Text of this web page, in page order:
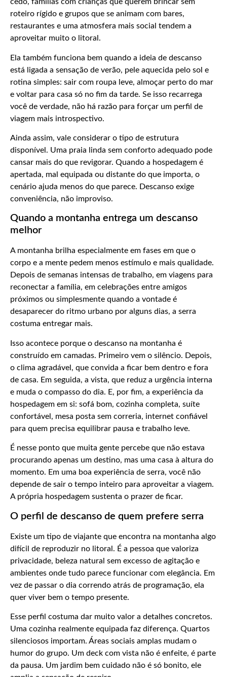
roteiro rígido e grupos que se animam com bares,
restaurantes e uma atmosfera mais social tendem a
aproveitar muito o litoral.
Ela também funciona bem quando a ideia de descanso
está ligada a sensação de verão, pele aquecida pelo sol e
rotina simples: sair com roupa leve, almoçar perto do mar
e voltar para casa só no fim da tarde. Se isso recarrega
você de verdade, não há razão para forçar um perfil de
viagem mais introspectivo.
Ainda assim, vale considerar o tipo de estrutura
disponível. Uma praia linda sem conforto adequado pode
cansar mais do que revigorar. Quando a hospedagem é
apertada, mal equipada ou distante do que importa, o
cenário ajuda menos do que parece. Descanso exige
conveniência, não improviso.
Quando a montanha entrega um descanso
melhor
A montanha brilha especialmente em fases em que o
corpo e a mente pedem menos estímulo e mais qualidade.
Depois de semanas intensas de trabalho, em viagens para
reconectar a família, em celebrações entre amigos
próximos ou simplesmente quando a vontade é
desaparecer do ritmo urbano por alguns dias, a serra
costuma entregar mais.
Isso acontece porque o descanso na montanha é
construído em camadas. Primeiro vem o silêncio. Depois,
o clima agradável, que convida a ficar bem dentro e fora
de casa. Em seguida, a vista, que reduz a urgência interna
e muda o compasso do dia. E, por fim, a experiência da
hospedagem em si: sofá bom, cozinha completa, suíte
confortável, mesa posta sem correria, internet confiável
para quem precisa equilibrar pausa e trabalho leve.
É nesse ponto que muita gente percebe que não estava
procurando apenas um destino, mas uma casa à altura do
momento. Em uma boa experiência de serra, você não
depende de sair o tempo inteiro para aproveitar a viagem.
A própria hospedagem sustenta o prazer de ficar.
O perfil de descanso de quem prefere serra
Existe um tipo de viajante que encontra na montanha algo
difícil de reproduzir no litoral. É a pessoa que valoriza
privacidade, beleza natural sem excesso de agitação e
ambientes onde tudo parece funcionar com elegância. Em
vez de passar o dia correndo atrás de programação, ela
quer viver bem o tempo presente.
Esse perfil costuma dar muito valor a detalhes concretos.
Uma cozinha realmente equipada faz diferença. Quartos
silenciosos importam. Áreas sociais amplas mudam o
humor do grupo. Um deck com vista não é enfeite, é parte
da pausa. Um jardim bem cuidado não é só bonito, ele